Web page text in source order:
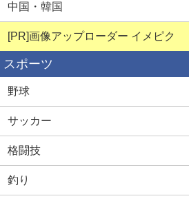
中国・韓国
[PR]画像アップローダー イメピク
スポーツ
野球
サッカー
格闘技
釣り